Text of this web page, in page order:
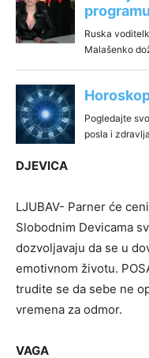
DJEVICA
LJUBAV- Parner će
Slobodnim Devicama
dozvoljavaju da se u
emotivnom životu.
trudite se da sebe ne
vremena za odmor.
VAGA